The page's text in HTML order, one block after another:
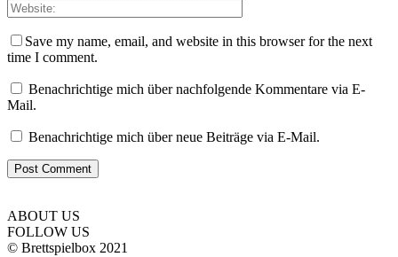
Save my name, email, and website in this browser for the next
time I comment.
Benachrichtige mich über nachfolgende Kommentare via E-
Mail.
Benachrichtige mich über neue Beiträge via E-Mail.
ABOUT US
FOLLOW US
© Brettspielbox 2021